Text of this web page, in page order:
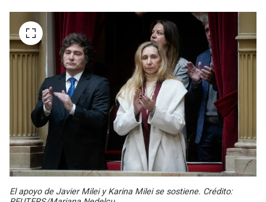
El apoyo de Javier Milei y Karina Milei se sostiene. Crédito: